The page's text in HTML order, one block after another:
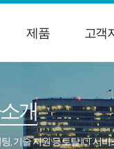
제품 고객
개
, 기술 지원 등 토탈 ICT 서